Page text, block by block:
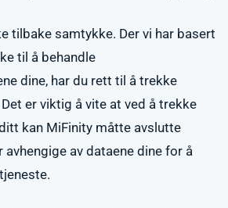
tilbake samtykke. Der vi har basert
til å behandle
dine, har du rett til å trekke
er viktig å vite at ved å trekke
kan MiFinity måtte avslutte
av dataene dine for å